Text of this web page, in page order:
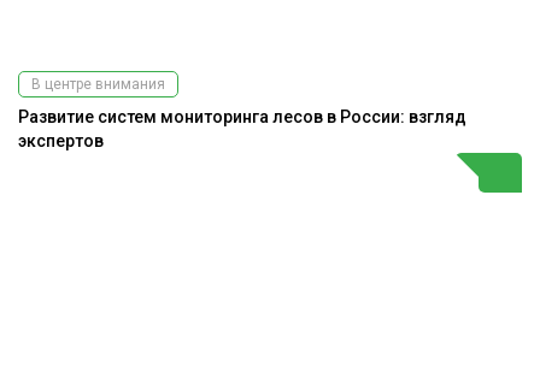
В центре внимания
Развитие систем мониторинга лесов в России: взгляд
экспертов